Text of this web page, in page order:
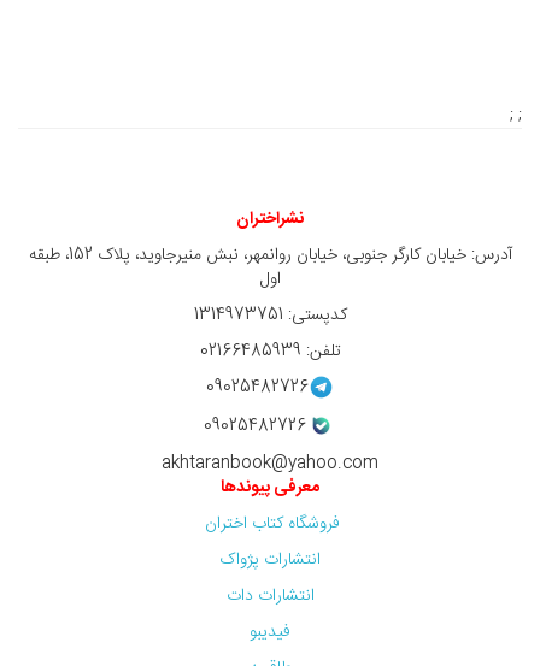
; ;
نشراختران
آدرس: خیابان کارگر جنوبی، خیابان روانمهر، نبش منیرجاوید، پلاک 152، طبقه
اول
کدپستی: 1314973751
تلفن: 02166485939
09025482726
09025482726
akhtaranbook@yahoo.com
معرفی پیوندها
فروشگاه کتاب اختران
انتشارات پژواک
انتشارات دات
فیدیبو